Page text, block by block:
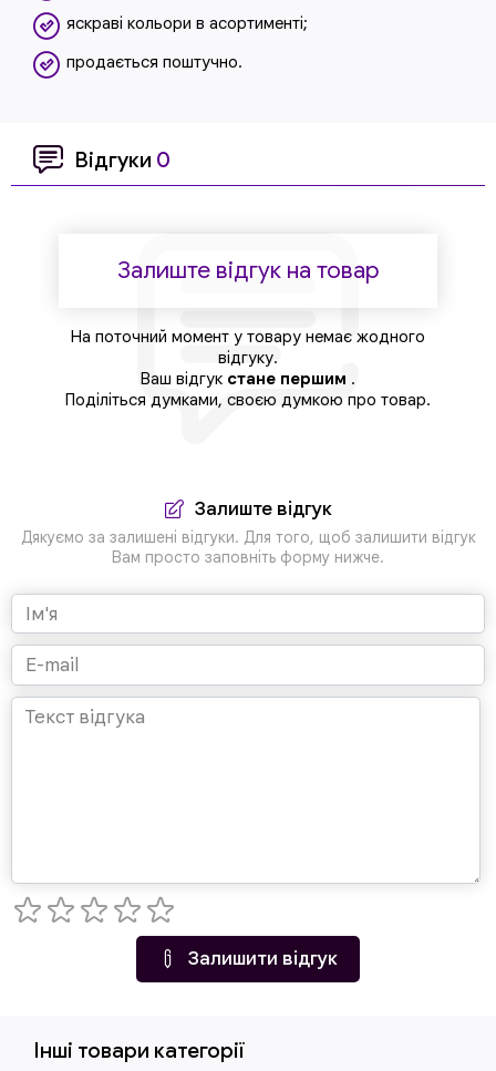
яскраві кольори в асортименті;
продається поштучно.
Відгуки 0
Залиште відгук на товар
На поточний момент у товару немає жодного
відгуку.
Ваш відгук стане першим .
Поділіться думками, своєю думкою про товар.
Залиште відгук
Дякуємо за залишені відгуки. Для того, щоб залишити відгук
Вам просто заповніть форму нижче.
Залишити відгук
Інші товари категорії